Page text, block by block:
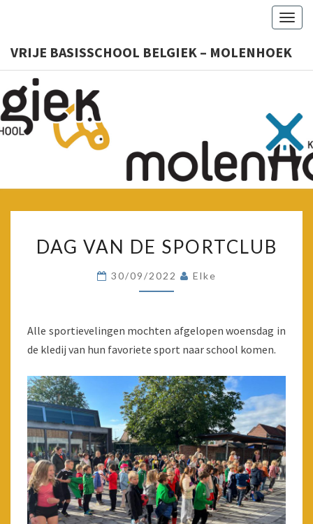
VRIJE BASISSCHOOL BELGIEK – MOLENHOEK
VAN
SPORTCLUB
DAG VAN DE SPORTCLUB
30/09/2022 Elke
Alle sportievelingen mochten afgelopen woensdag in
de kledij van hun favoriete sport naar school komen.